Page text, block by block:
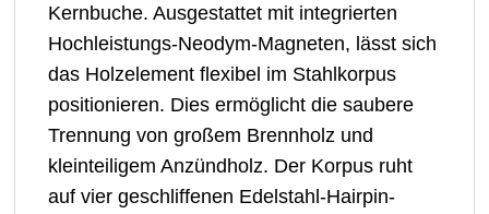
Kernbuche. Ausgestattet mit integrierten
Hochleistungs-Neodym-Magneten, lässt sich
das Holzelement flexibel im Stahlkorpus
positionieren. Dies ermöglicht die saubere
Trennung von großem Brennholz und
kleinteiligem Anzündholz. Der Korpus ruht
auf vier geschliffenen Edelstahl-Hairpin-